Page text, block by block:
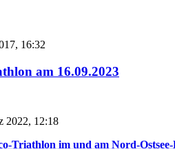
16:32
am 16.09.2023
2022, 12:18
Triathlon im und am Nord-